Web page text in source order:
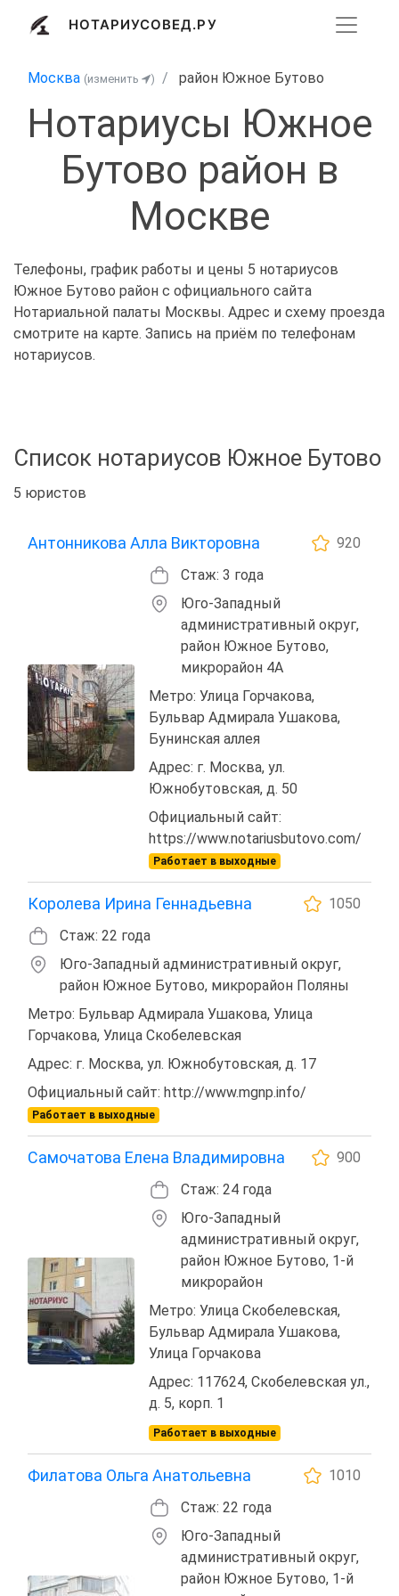
НОТАРИУСОВЕД.РУ
Москва (изменить ) район Южное Бутово
Нотариусы Южное
Бутово район в
Москве
Телефоны, график работы и цены 5 нотариусов
Южное Бутово район с официального сайта
Нотариальной палаты Москвы. Адрес и схему проезда
смотрите на карте. Запись на приём по телефонам
нотариусов.
Список нотариусов Южное Бутово
5 юристов
Антонникова Алла Викторовна
920
Стаж: 3 года
Юго-Западный
административный округ,
район Южное Бутово,
микрорайон 4А
Метро: Улица Горчакова,
Бульвар Адмирала Ушакова,
Бунинская аллея
Адрес: г. Москва, ул.
Южнобутовская, д. 50
Официальный сайт:
https://www.notariusbutovo.com/
Работает в выходные
Королева Ирина Геннадьевна
1050
Стаж: 22 года
Юго-Западный административный округ,
район Южное Бутово, микрорайон Поляны
Метро: Бульвар Адмирала Ушакова, Улица
Горчакова, Улица Скобелевская
Адрес: г. Москва, ул. Южнобутовская, д. 17
Официальный сайт: http://www.mgnp.info/
Работает в выходные
Самочатова Елена Владимировна
900
Стаж: 24 года
Юго-Западный
административный округ,
район Южное Бутово, 1-й
микрорайон
Метро: Улица Скобелевская,
Бульвар Адмирала Ушакова,
Улица Горчакова
Адрес: 117624, Скобелевская ул.,
д. 5, корп. 1
Работает в выходные
Филатова Ольга Анатольевна
1010
Стаж: 22 года
Юго-Западный
административный округ,
район Южное Бутово, 1-й